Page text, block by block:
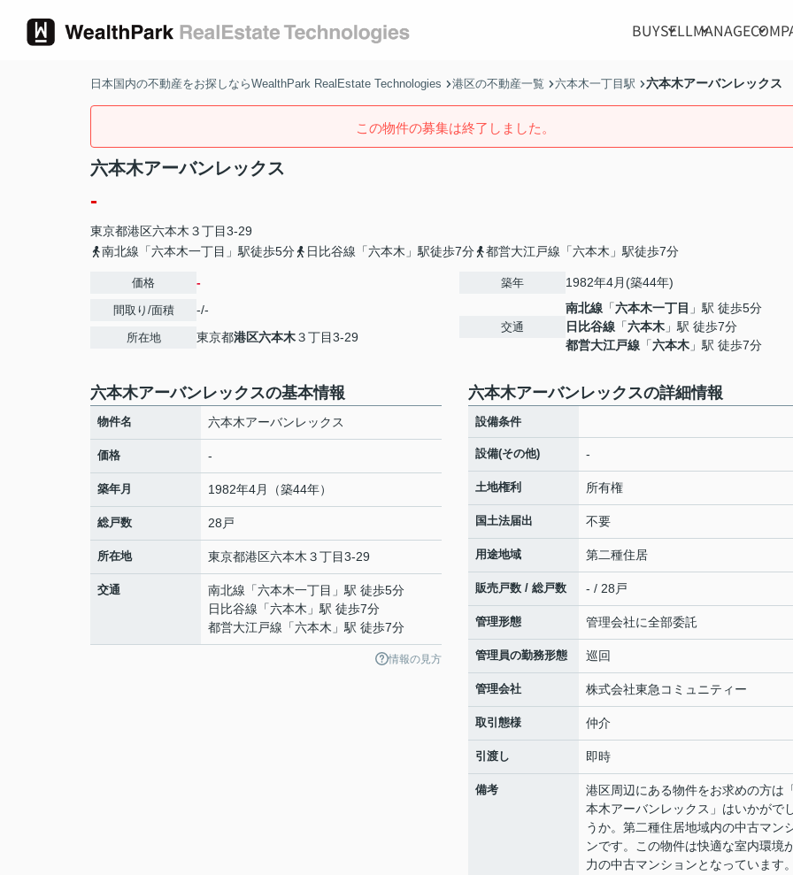
BUYSELLMANAGE
日本国内の不動産をお探しならWealthPark RealEstate Technologies 港区の不動産一覧 六本木一丁目駅 六本木アーバンレックス
この物件の募集は終了しました。
六本木アーバンレックス
-
東京都港区六本木 ３丁目3-29
南北線「六本木一丁目」駅徒歩5分
日比谷線「六本木」駅徒歩7分 都営大江戸線「六本木」駅徒歩7分
価格 -
間取り/面積 -/-
所在地 東京都港区六本木３丁目3-29
築年 1982年4月(築44年)
交通
南北線 「六本木一丁目 」駅 徒歩5分
日比谷線 「六本木 」駅 徒歩7分
都営大江戸線 「六本木 」駅 徒歩7分
六本木アーバンレックスの基本情報
物件名 六本木アーバンレックス
価格 -
築年月 1982年4月（築44年）
総戸数 28戸
所在地 東京都港区六本木 ３丁目3-29
交通 南北線 「六本木一丁目 」駅 徒歩5分
日比谷線 「六本木 」駅 徒歩7分
都営大江戸線 「六本木 」駅 徒歩7分
情報の見方
六本木アーバンレックスの詳細情報
設備条件
設備(その他) -
土地権利 所有権
国土法届出 不要
用途地域 第二種住居
販売戸数 / 総戸数 - / 28戸
管理形態 管理会社に全部委託
管理員の勤務形態 巡回
管理会社 株式会社東急コミュニティー
取引態様 仲介
引渡し 即時
備考
港区周辺にある物件をお求めの方は
本木アーバンレックス」はいかがで
うか。第二種住居地域内の中古マン
ンです。この物件は快適な室内環境
力の中古マンションとなっています